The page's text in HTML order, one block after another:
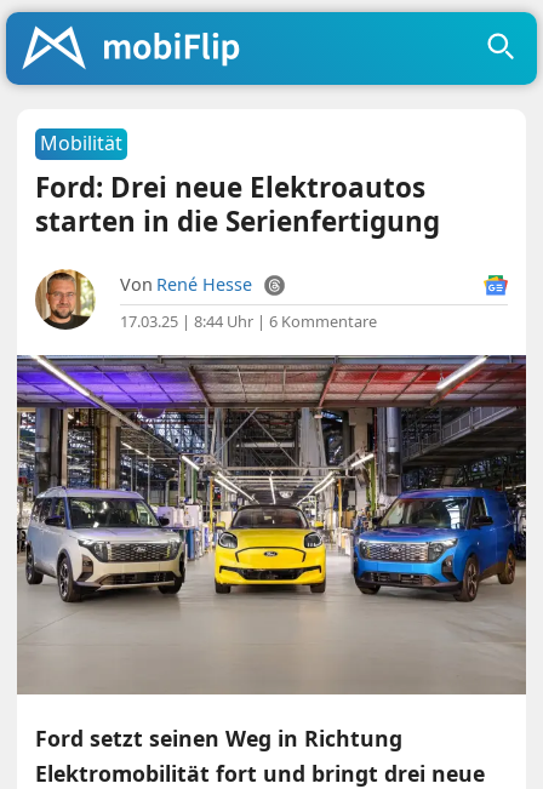
Mobilität
Ford: Drei neue Elektroautos
starten in die Serienfertigung
Von René Hesse
17.03.25 | 8:44 Uhr |6 Kommentare
Ford setzt seinen Weg in Richtung
Elektromobilität fort und bringt drei neue